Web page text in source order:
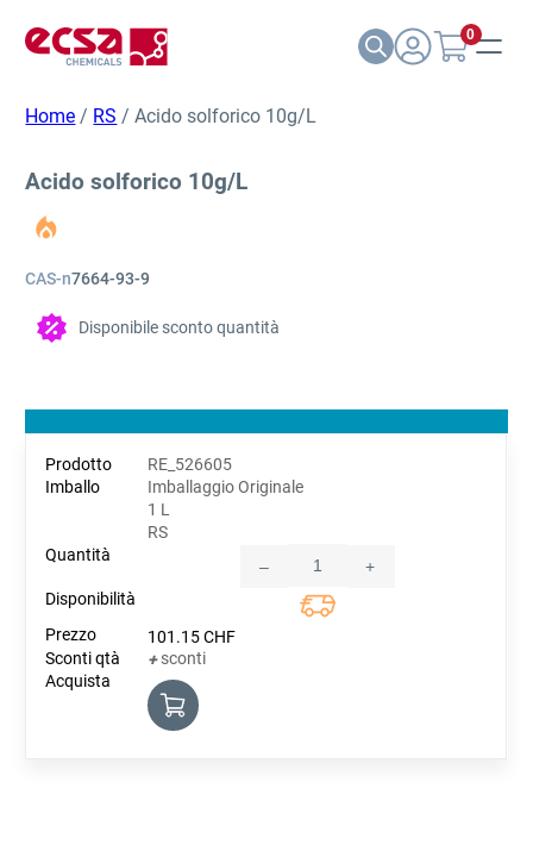
0
Home / RS / Acido solforico 10g/L
Acido solforico 10g/L
CAS-n7664-93-9
Disponibile sconto quantità
RE_526605
Imballaggio Originale
1 L
RS
Quantity
– +
101.15CHF
+sconti